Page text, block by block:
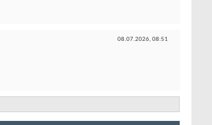
08.07.2026, 08:51